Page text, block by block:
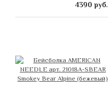
4390 руб.